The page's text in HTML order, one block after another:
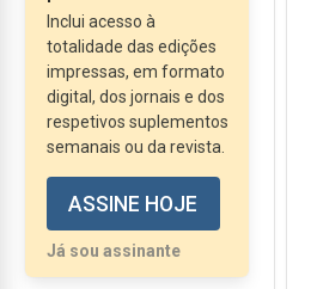
Açores, entre 2019 e
2023, foram
diagnosticados seis
casos de doenças
raras nos recém-
nascidos estudados,
segundo dados
divulgados pelo
Instituto Nacional de
Inclui acesso à
totalidade das edições
impressas, em formato
digital, dos jornais e dos
respetivos suplementos
semanais ou da revista.
ASSINE HOJE
Já sou assinante